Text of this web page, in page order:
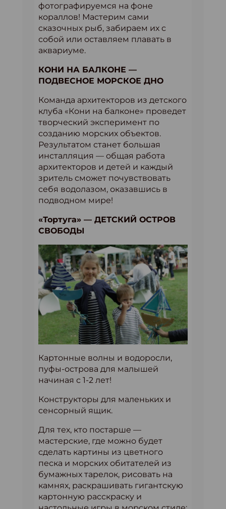
фотографируемся на фоне
кораллов! Мастерим сами
сказочных рыб, забираем их с
собой или оставляем плавать в
аквариуме.
КОНИ НА БАЛКОНЕ —
ПОДВЕСНОЕ МОРСКОЕ ДНО
Команда архитекторов из детского
клуба «Кони на балконе» проведет
творческий эксперимент по
созданию морских объектов.
Результатом станет большая
инсталляция — общая работа
архитекторов и детей и каждый
зритель сможет почувствовать
себя водолазом, оказавшись в
подводном мире!
«Тортуга» — ДЕТСКИЙ ОСТРОВ
СВОБОДЫ
Картонные волны и водоросли,
пуфы-острова для малышей
начиная с 1-2 лет!
Конструкторы для маленьких и
сенсорный ящик.
Для тех, кто постарше —
мастерские, где можно будет
сделать картины из цветного
песка и морских обитателей из
бумажных тарелок, рисовать на
камнях, раскрашивать гигантскую
картонную расскраску и